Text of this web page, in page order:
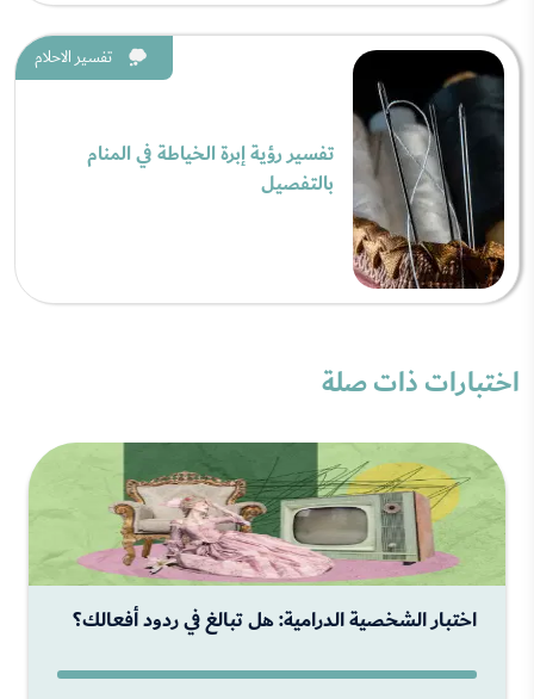
تفسير الاحلام
تفسير رؤية إبرة الخياطة في المنام
بالتفصيل
اختبارات ذات صلة
اختبار الشخصية الدرامية: هل تبالغ في ردود أفعالك؟